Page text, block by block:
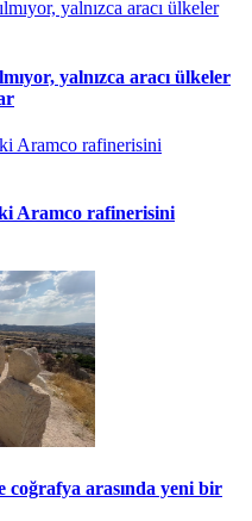
yalnızca aracı ülkeler
Aramco rafinerisini
coğrafya arasında yeni bir